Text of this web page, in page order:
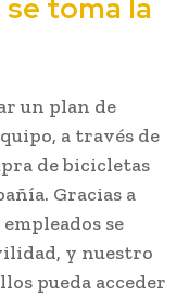
toma la
un plan de
a través de
de bicicletas
Gracias a
se
y nuestro
pueda acceder